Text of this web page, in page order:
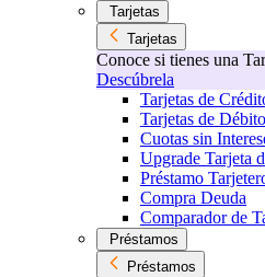
Tarjetas
Tarjetas
Conoce si tienes una
Descúbrela
Tarjetas de
Tarjetas de Débito
Cuotas sin
Upgrade Tarjeta
Préstamo
Compra Deuda
Comparador de
Préstamos
Préstamos